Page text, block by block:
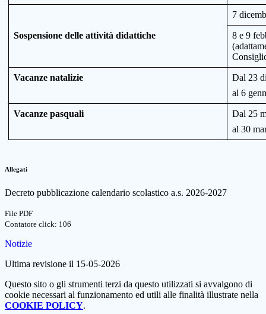
Sospensione delle attività didattiche
7
8 e 9
Vacanze natalizie
Dal 23
al 6
Vacanze pasquali
Dal 25
al 30
Allegati
Decreto pubblicazione calendario scolastico a.s. 2026-2027
File PDF
Contatore click: 106
Notizie
Ultima revisione il 15-05-2026
Questo sito o gli strumenti terzi da questo utilizzati si avvalgono di
cookie necessari al funzionamento ed utili alle finalità illustrate nella
COOKIE POLICY.